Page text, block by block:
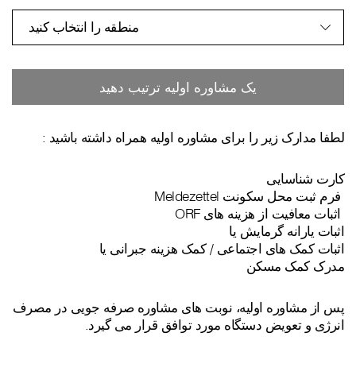
منطقه را انتخاب کنید
یک مشاوره اولیه ترتیب دهید
لطفا مدارک زیر را برای مشاوره اولیه همراه داشته باشید :
کارت شناسایی
فرم ثبت محل سکونت Meldezettel
اثبات معافیت از هزینه های ORF
اثبات یارانه گرمایش یا
اثبات کمک های اجتماعی / کمک هزینه جبرانی یا
مدرک کمک مسکن
پس از مشاوره اولیه، نوبت های مشاوره صرفه جویی در مصرف
انرژی و تعویض دستگاه مورد توافق قرار می گیرد.